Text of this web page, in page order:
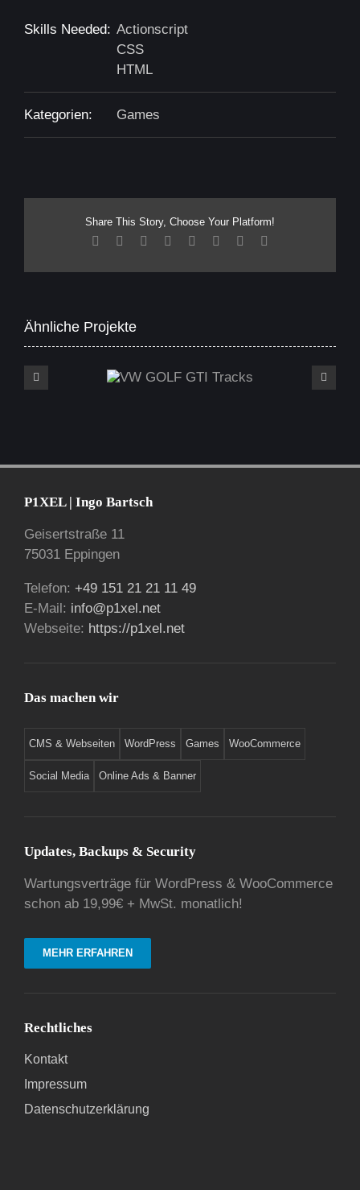
Skills Needed: Actionscript
CSS
HTML
Kategorien: Games
Share This Story, Choose Your Platform!
Facebook Reddit LinkedIn
TumblrPinterest
Ähnliche Projekte
VW GOLF GTI Tracks
P1XEL | Ingo Bartsch
Geisertstraße 11
75031 Eppingen
Telefon: +49 151 21 21 11 49
E-Mail: info@p1xel.net
Webseite: https://p1xel.net
Das machen wir
CMS & Webseiten WordPress Games WooCommerce
Social Media Online Ads & Banner
Updates, Backups & Security
Wartungsverträge für WordPress & WooCommerce
schon ab 19,99€ + MwSt. monatlich!
MEHR ERFAHREN
Rechtliches
Kontakt
Impressum
Datenschutzerklärung